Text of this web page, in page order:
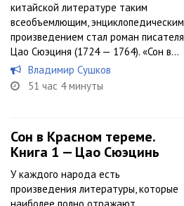
китайской литературе таким
всеобъемлющим, энциклопедическим
произведением стал роман писателя
Цао Сюэциня (1724 — 1764). «Сон в...
Владимир Сушков
51 час 4 минуты
Сон в Красном тереме.
Книга 1 — Цао Сюэцинь
У каждого народа есть
произведения литературы, которые